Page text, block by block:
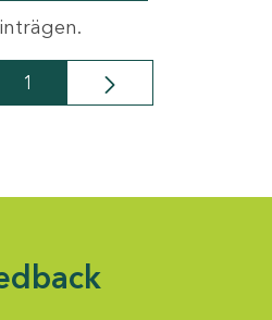
Seite
1